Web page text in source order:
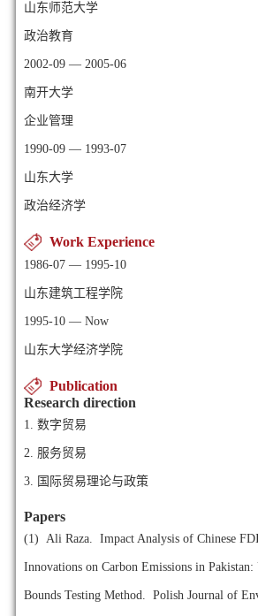
山东师范大学
政治教育
2002-09 — 2005-06
南开大学
企业管理
1990-09 — 1993-07
山东大学
政治经济学
Work Experience
1986-07 — 1995-10
山东建筑工程学院
1995-10 — Now
山东大学经济学院
Publication
Research direction
1. 数字贸易
2. 服务贸易
3. 国际贸易理论与政策
Papers
(1) Ali Raza. Impact Analysis of Chinese
Innovations on Carbon Emissions in
Bounds Testing Method. Polish Journal of